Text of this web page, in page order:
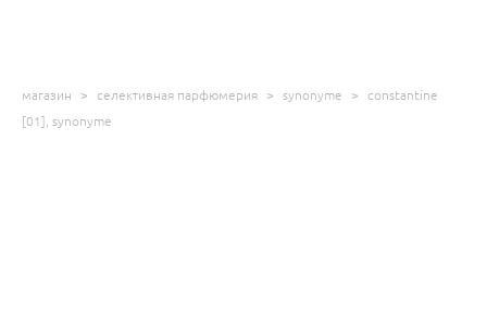
магазин > селективная парфюмерия > synonyme >
constantine
[01], synonyme